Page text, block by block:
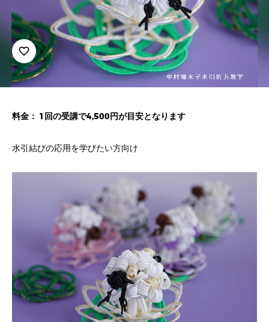
favorite_border
料金： 1回の受講で4,500円が目安となります
水引結びの応用を学びたい方向け